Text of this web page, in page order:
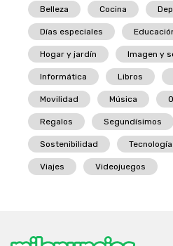
Belleza Cocina
Días especiales
Hogar y jardín Imagen y
Informática Libros
Movilidad Música
Regalos Segundísimos
Sostenibilidad Tecnología
Viajes Videojuegos